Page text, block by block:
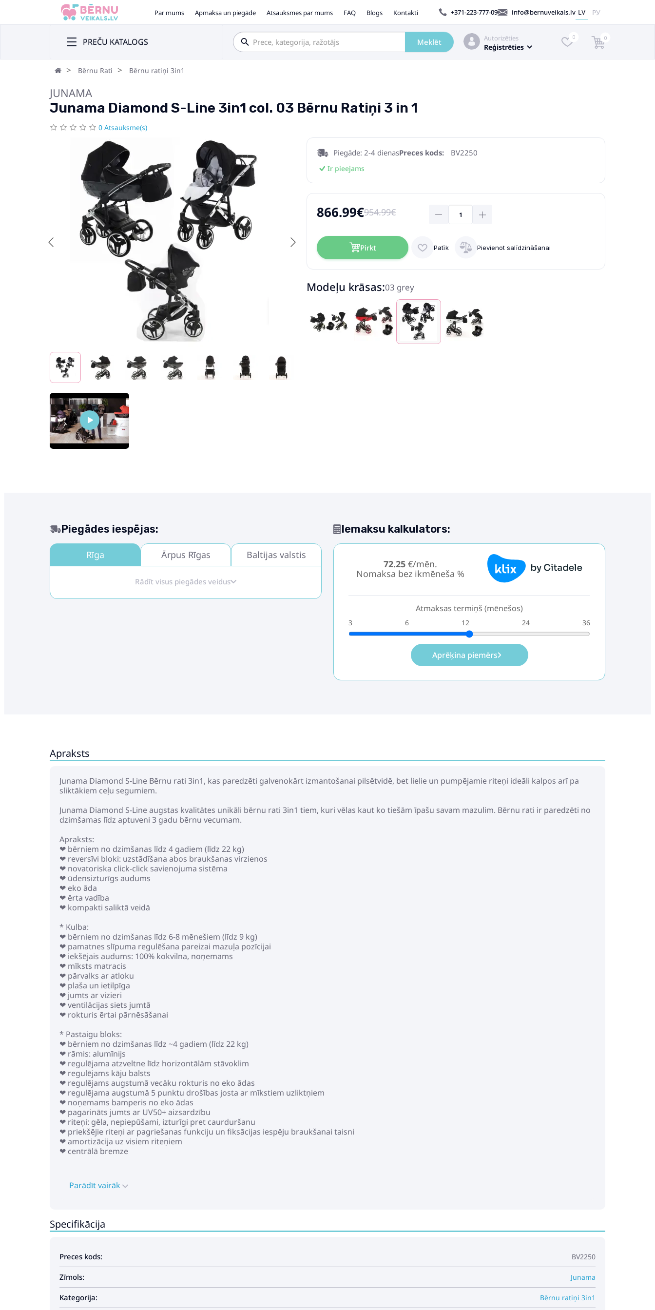
Par mums Apmaksa un piegāde Atsauksmes par mums FAQ Blogs Kontakti +371-223-777-09 info@bernuveikals.lv LV РУ
PREČU KATALOGS Meklēt Autorizēties
Reģistrēties
0 0
Bērnu Rati Bērnu ratiņi 3in1
JUNAMA
Junama Diamond S-Line 3in1 col. 03 Bērnu Ratiņi 3 in 1
0 Atsauksme(s)
Piegāde: 2-4 dienasPreces kods: BV2250
Ir pieejams
866.99€954.99€
Pirkt Patīk Pievienot salīdzināšanai
Modeļu krāsas:03 grey
Piegādes iespējas:
Rīga Ārpus Rīgas Baltijas valstis
Rādīt visus piegādes veidus
Iemaksu kalkulators:
72.25€/mēn.
Nomaksa bez ikmēneša %
Atmaksas termiņš (mēnešos)
3 6 12 24 36
Aprēķina piemērs
Apraksts
Junama Diamond S-Line Bērnu rati 3in1, kas paredzēti galvenokārt izmantošanai pilsētvidē, bet lielie un pumpējamie riteņi ideāli kalpos arī pa
sliktākiem ceļu segumiem.
Junama Diamond S-Line augstas kvalitātes unikāli bērnu rati 3in1 tiem, kuri vēlas kaut ko tiešām īpašu savam mazulim. Bērnu rati ir paredzēti no
dzimšamas līdz aptuveni 3 gadu bērnu vecumam.
Apraksts:
❤ bērniem no dzimšanas līdz 4 gadiem (līdz 22 kg)
❤ reversīvi bloki: uzstādīšana abos braukšanas virzienos
❤ novatoriska click-click savienojuma sistēma
❤ ūdensizturīgs audums
❤ eko āda
❤ ērta vadība
❤ kompakti saliktā veidā
* Kulba:
❤ bērniem no dzimšanas līdz 6-8 mēnešiem (līdz 9 kg)
❤ pamatnes slīpuma regulēšana pareizai mazuļa pozīcijai
❤ iekšējais audums: 100% kokvilna, noņemams
❤ mīksts matracis
❤ pārvalks ar atloku
❤ plaša un ietilpīga
❤ jumts ar vizieri
❤ ventilācijas siets jumtā
❤ rokturis ērtai pārnēsāšanai
* Pastaigu bloks:
❤ bērniem no dzimšanas līdz ~4 gadiem (līdz 22 kg)
❤ rāmis: alumīnijs
❤ regulējama atzveltne līdz horizontālām stāvoklim
❤ regulējams kāju balsts
❤ regulējams augstumā vecāku rokturis no eko ādas
❤ regulējama augstumā 5 punktu drošības josta ar mīkstiem uzliktņiem
❤ noņemams bamperis no eko ādas
❤ pagarināts jumts ar UV50+ aizsardzību
❤ riteņi: gēla, nepiepūšami, izturīgi pret caurduršanu
❤ priekšējie riteņi ar pagriešanas funkciju un fiksācijas iespēju braukšanai taisni
❤ amortizācija uz visiem riteņiem
❤ centrālā bremze
❤ bērniem no dzimšanas līdz ~13 kg
❤ jumtiņš
❤ uzstādīšana transportlīdzeklī ar seju pretēji braukšanas virzienam
❤ uzstādīšana automašīnā, izmantojot a/m drošības jostas
❤ kulbas izmēri: GxPxA: 90х42х62 cm
❤ izmēri salocītā veidā: GxPxA: 89x60x42 cm
❤ rāmja platums: 60 cm
❤ riteņu diametrs: 25/30 cm
❤ autokrēsliņa izmēri: GxPxA: 70x43x30 cm
❤ ratu svars ar kulbu: 15.4 kg
Parādīt vairāk
Specifikācija
Preces kods: BV2250
Zīmols: Junama
Kategorija: Bērnu ratiņi 3in1